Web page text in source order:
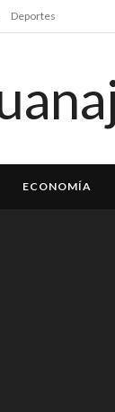
Deportes
ECONOMÍA